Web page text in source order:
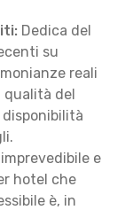
Dedica del
su
reali
qualità del
e
hotel che
è, in